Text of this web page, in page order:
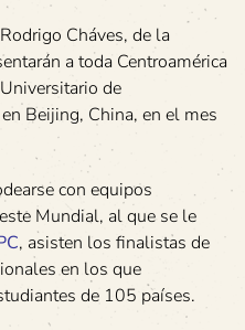
Cháves, de la
a toda Centroamérica
de
Beijing, China, en el mes
con equipos
Mundial, al que se le
, asisten los finalistas de
en los que
de 105 países.